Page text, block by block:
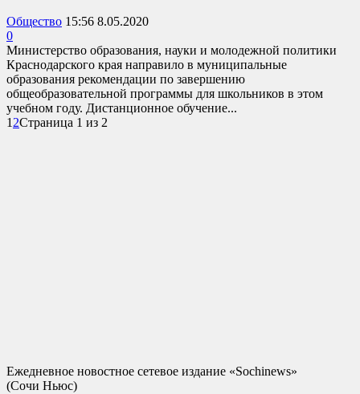
Общество 15:56 8.05.2020
0
Министерство образования, науки и молодежной политики
Краснодарского края направило в муниципальные
образования рекомендации по завершению
общеобразовательной программы для школьников в этом
учебном году. Дистанционное обучение...
1 2Страница 1 из 2
Ежедневное новостное сетевое издание «Sochinews»
(Сочи Ньюс)